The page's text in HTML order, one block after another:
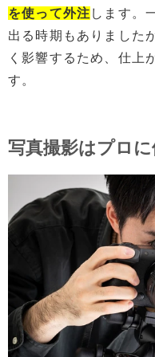
を使って外注 します。
出る時期もありました
く影響するため、仕上
す。
写真撮影はプロ